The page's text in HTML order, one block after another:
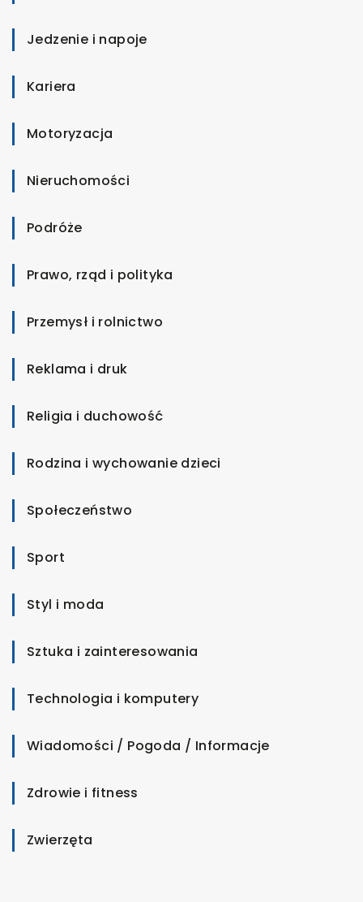
Jedzenie i napoje
Kariera
Motoryzacja
Nieruchomości
Podróże
Prawo, rząd i polityka
Przemysł i rolnictwo
Reklama i druk
Religia i duchowość
Rodzina i wychowanie dzieci
Społeczeństwo
Sport
Styl i moda
Sztuka i zainteresowania
Technologia i komputery
Wiadomości / Pogoda / Informacje
Zdrowie i fitness
Zwierzęta